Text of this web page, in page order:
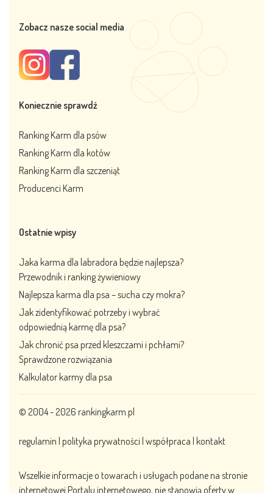
Zobacz nasze social media
Koniecznie sprawdź
Ranking Karm dla psów
Ranking Karm dla kotów
Ranking Karm dla szczeniąt
Producenci Karm
Ostatnie wpisy
Jaka karma dla labradora będzie najlepsza?
Przewodnik i ranking żywieniowy
Najlepsza karma dla psa – sucha czy mokra?
Jak zidentyfikować potrzeby i wybrać
odpowiednią karmę dla psa?
Jak chronić psa przed kleszczami i pchłami?
Sprawdzone rozwiązania
Kalkulator karmy dla psa
© 2004 - 2026 rankingkarm.pl
regulamin polityka prywatności współpraca kontakt
Wszelkie informacje o towarach i usługach podane na stronie
internetowej Portalu internetowego, nie stanowią oferty w